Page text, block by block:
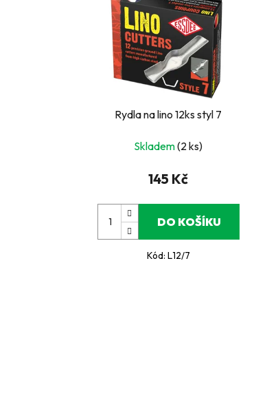
Rydla na lino 12ks styl 7
Skladem(2 ks)
145 Kč
DO KOŠÍKU
Kód: L12/7